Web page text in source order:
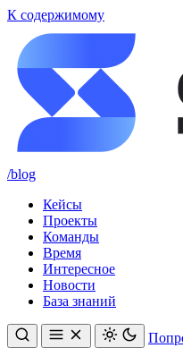
К содержимому
/blog
Кейсы
Проекты
Команды
Время
Интересное
Новости
База знаний